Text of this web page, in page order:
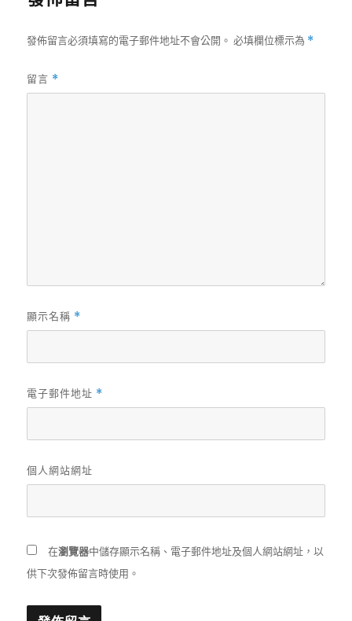
發佈留言必須填寫的電子郵件地址不會公開。 必填欄位標示為 *
留言 *
顯示名稱 *
電子郵件地址 *
個人網站網址
在瀏覽器中儲存顯示名稱、電子郵件地址及個人網站網址，以
供下次發佈留言時使用。